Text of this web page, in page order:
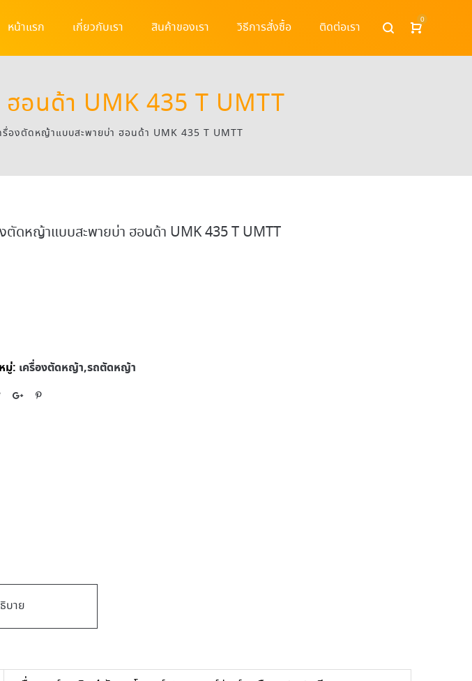
หน้าแรก เกี่ยวกับเรา สินค้าของเรา วิธีการสั่งซื้อ ติดต่อเรา
0
อนด้า UMK 435 T UMTT
รื่องตัดหญ้าแบบสะพายบ่า ฮอนด้า UMK 435 T UMTT
ตัดหญ้าแบบสะพายบ่า ฮอนด้า UMK 435 T UMTT
มู่: เครื่องตัดหญ้า,รถตัดหญ้า
บาย